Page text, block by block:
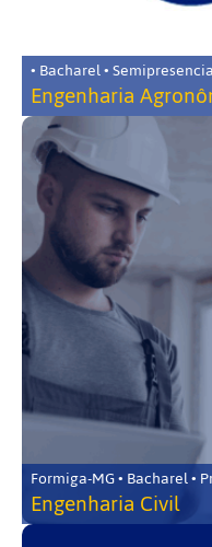
• Bacharel •
Engenharia
Formiga-MG • Bacharel •
Engenharia Civil